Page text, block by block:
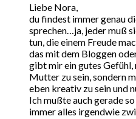
Liebe Nora,
du findest immer genau
sprechen…ja, jeder muß
tun, die einem Freude
das mit dem Bloggen
gibt mir ein gutes Gefühl,
Mutter zu sein, sondern
eben kreativ zu sein und
Ich mußte auch gerade
immer alles irgendwie